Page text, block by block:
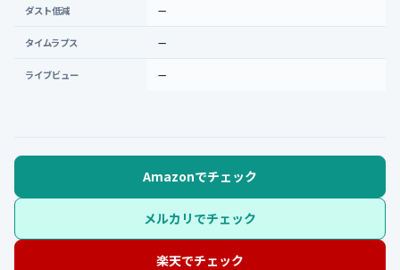
ダスト低減 —
タイムラプス —
ライブビュー —
Amazonでチェック
メルカリでチェック
楽天でチェック